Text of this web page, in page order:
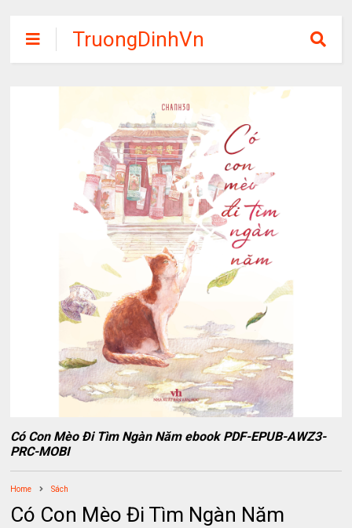
TruongDinhVn
Chia sẽ ebook,
phần mềm học
tập miễn phí
Có Con Mèo Đi Tìm Ngàn Năm ebook PDF-EPUB-AWZ3-
PRC-MOBI
Home Sách
Có Con Mèo Đi Tìm Ngàn Năm